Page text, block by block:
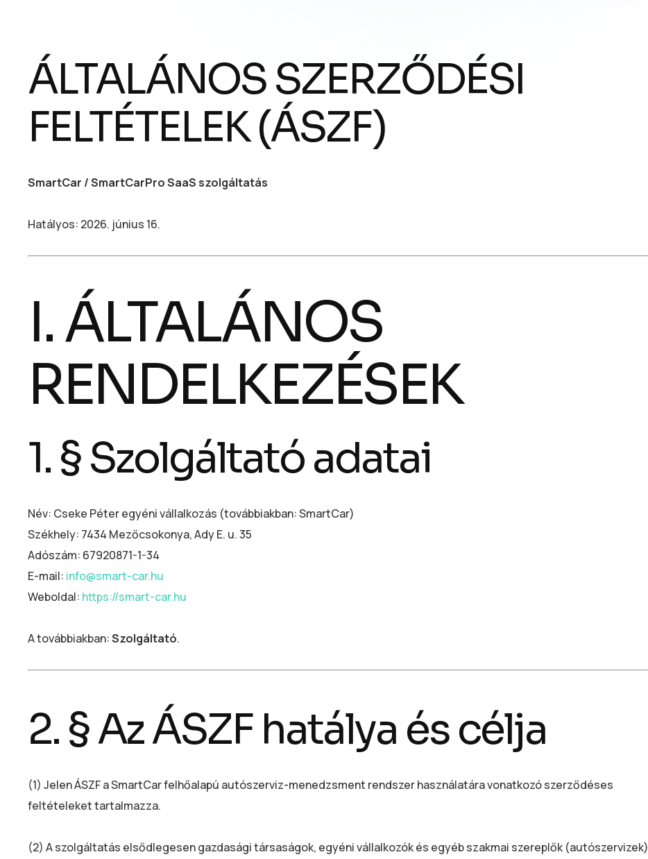
ÁLTALÁNOS SZERZŐDÉSI
FELTÉTELEK (ÁSZF)
SmartCar / SmartCarPro SaaS szolgáltatás
Hatályos: 2026. június 16.
I. ÁLTALÁNOS
RENDELKEZÉSEK
1. § Szolgáltató adatai
Név: Cseke Péter egyéni vállalkozás (továbbiakban: SmartCar)
Székhely: 7434 Mezőcsokonya, Ady E. u. 35
Adószám: 67920871-1-34
E-mail: info@smart-car.hu
Weboldal: https://smart-car.hu
A továbbiakban:Szolgáltató.
2. § Az ÁSZF hatálya és célja
(1) Jelen ÁSZF a SmartCar felhőalapú autószerviz-menedzsment rendszer használatára vonatkozó szerződéses
feltételeket tartalmazza.
(2) A szolgáltatás elsődlegesen gazdasági társaságok, egyéni vállalkozók és egyéb szakmai szereplők (autószervizek)